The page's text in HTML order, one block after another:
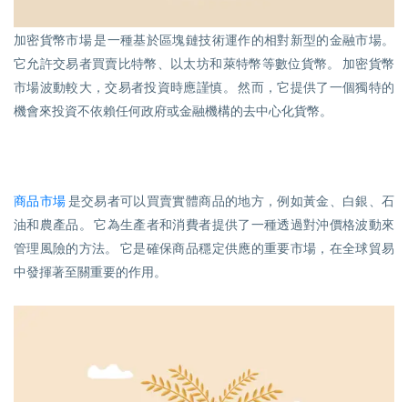
加密貨幣市場 是一種基於區塊鏈技術運作的相對新型的金融市場。
它允許交易者買賣比特幣、以太坊和萊特幣等數位貨幣。 加密貨幣
市場波動較大，交易者投資時應謹慎。 然而，它提供了一個獨特的
機會來投資不依賴任何政府或金融機構的去中心化貨幣。
商品市場是交易者可以買賣實體商品的地方，例如黃金、白銀、石
油和農產品。 它為生產者和消費者提供了一種透過對沖價格波動來
管理風險的方法。 它是確保商品穩定供應的重要市場，在全球貿易
中發揮著至關重要的作用。